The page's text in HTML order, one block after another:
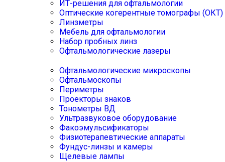
ИТ-решения для офтальмологии
Оптические когерентные томографы (ОКТ)
Линзметры
Мебель для офтальмологии
Набор пробных линз
Офтальмологические лазеры
Офтальмологические микроскопы
Офтальмоскопы
Периметры
Проекторы знаков
Тонометры ВД
Ультразвуковое оборудование
Факоэмульсификаторы
Физиотерапевтические аппараты
Фундус-линзы и камеры
Щелевые лампы